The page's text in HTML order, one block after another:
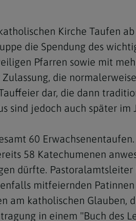
und Allerseelen
Navigation
Kirche Taufen
die Spendung des
Pfarren sowie mit
die
dar, die dann
sind jedoch auch später
60
58 Katechumenen
dürfte.
mitfeiernden
am katholischen
in einem "Buch des